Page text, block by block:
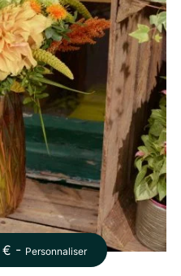
€ - Personnaliser